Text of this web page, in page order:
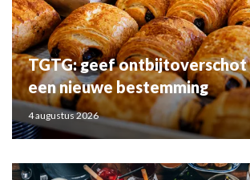
TGTG: geef ontbijtoverschot
een nieuwe bestemming
4 augustus 2026